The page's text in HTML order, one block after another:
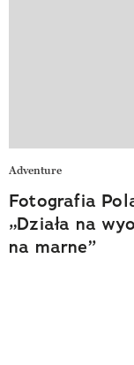
Adventure
Fotografia
„Działa na
na marne”